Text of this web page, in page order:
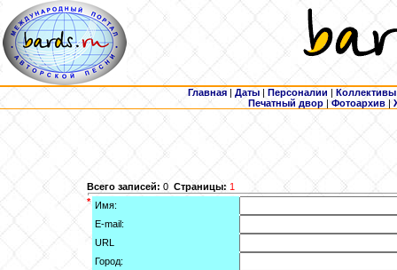
Главная | Даты | Персоналии | Коллективы
Печатный двор |Фотоархив |
Всего записей: 0 Страницы: 1
* Имя:
E-mail:
URL
Город: